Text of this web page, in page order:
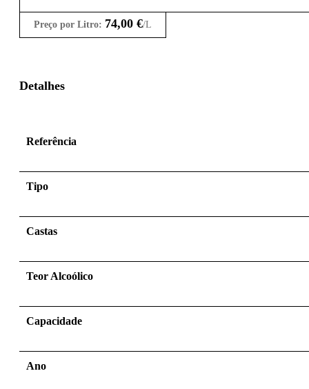
Preço por Litro: 74,00 €/L
Detalhes
Referência
Tipo
Castas
Teor Alcoólico
Capacidade
Ano